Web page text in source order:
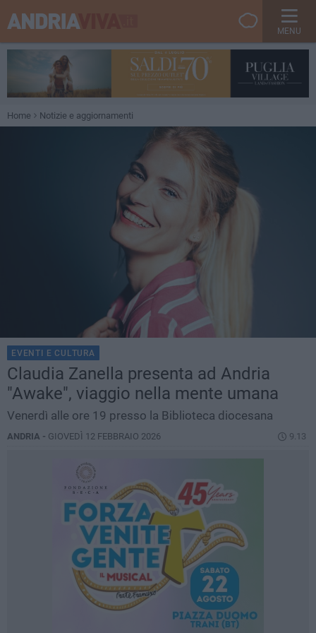
MENU
Home Notizie e aggiornamenti
EVENTI E CULTURA
Claudia Zanella presenta ad Andria
"Awake", viaggio nella mente umana
Venerdì alle ore 19 presso la Biblioteca diocesana
ANDRIA - GIOVEDÌ 12 FEBBRAIO 2026 9.13